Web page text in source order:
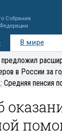
Собрания
В мире
в России за
Средняя пенсия